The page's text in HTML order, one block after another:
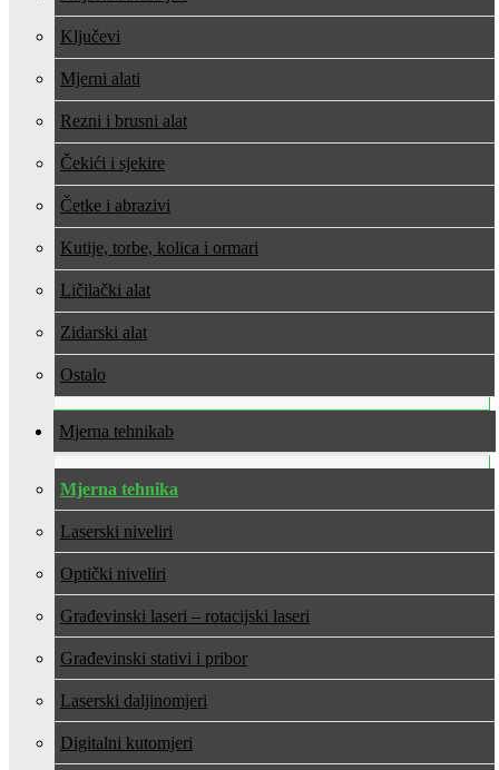
Ključevi
Mjerni alati
Rezni i brusni alat
Čekići i sjekire
Četke i abrazivi
Kutije, torbe, kolica i ormari
Ličilački alat
Zidarski alat
Ostalo
Mjerna tehnika
Mjerna tehnika
Laserski niveliri
Optički niveliri
Građevinski laseri – rotacijski laseri
Građevinski stativi i pribor
Laserski daljinomjeri
Digitalni kutomjeri